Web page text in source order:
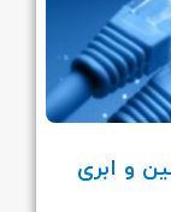
و ابری